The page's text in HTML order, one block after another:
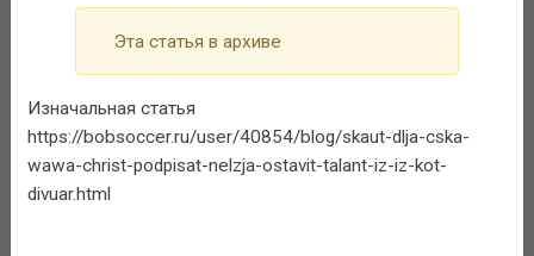
Эта статья в архиве
Изначальная статья
https://bobsoccer.ru/user/40854/blog/skaut-dlja-cska-
wawa-christ-podpisat-nelzja-ostavit-talant-iz-iz-kot-
divuar.html